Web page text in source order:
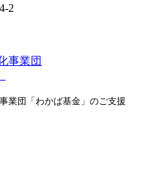
2
業団「わかば基金」のご支援